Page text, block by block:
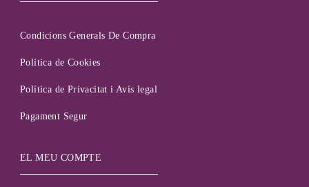
Condicions Generals De Compra
Política de Cookies
Política de Privacitat i Avís legal
Pagament Segur
EL MEU COMPTE